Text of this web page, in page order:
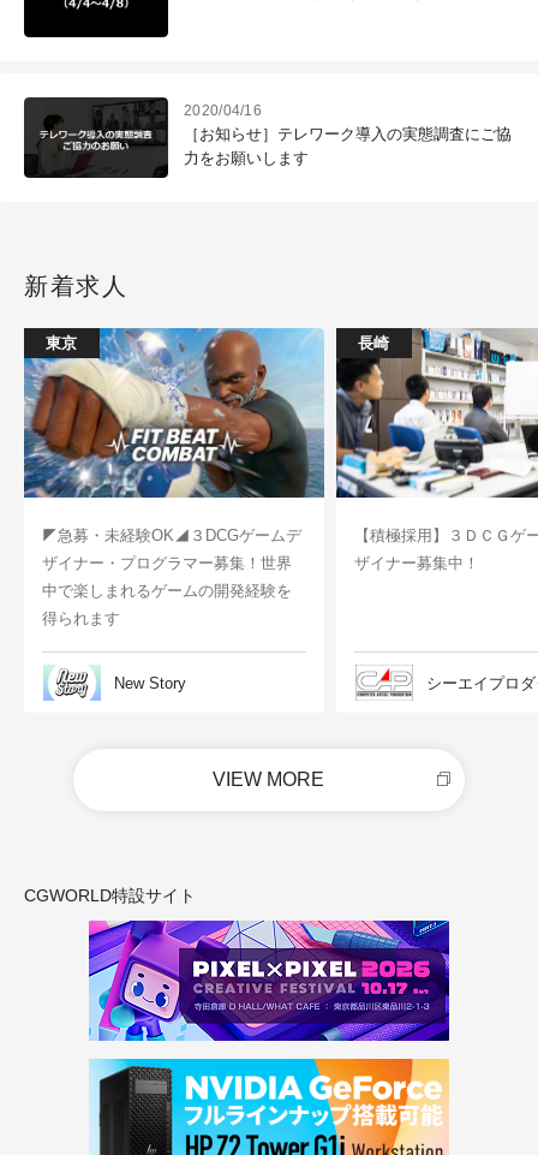
2020/04/16
［お知らせ］テレワーク導入の実態調査にご協
力をお願いします
新着求人
東京
◤急募・未経験OK◢３DCGゲームデ
ザイナー・プログラマー募集！世界
中で楽しまれるゲームの開発経験を
得られます
New Story
長崎
【積極採用】３ＤＣＧゲ
ザイナー募集中！
シーエイプロ
VIEW MORE
CGWORLD特設サイト